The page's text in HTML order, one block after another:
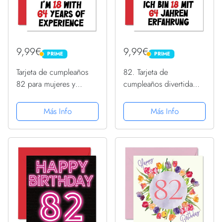
9,99€ PRIME
PRIME
Tarjeta de cumpleaños
82 para mujeres y
inglés "Not 82 I'm 18
With 64 Years
Experience", divertida
de...
Más Info
9,99€ PRIME
PRIME
82. Tarjeta de
cumpleaños divertida
texto en alemán "Ich bin
18 und 64 Jahre
Erfahrung - Funny
Zweiund Zweichen
Alles...
Más Info